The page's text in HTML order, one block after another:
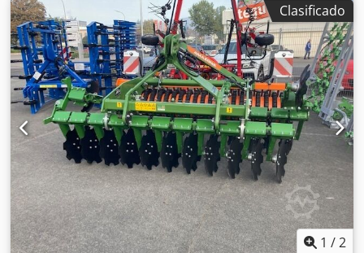
Clasificado
1 /2